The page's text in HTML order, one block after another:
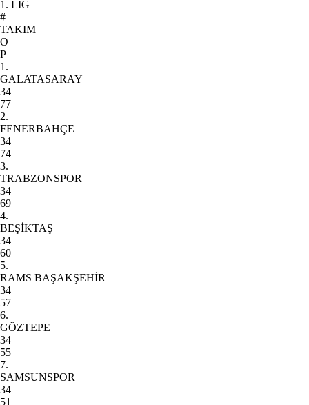
1. LİG
#
TAKIM
O
P
1.
GALATASARAY
34
77
2.
FENERBAHÇE
34
74
3.
TRABZONSPOR
34
69
4.
BEŞİKTAŞ
34
60
5.
RAMS BAŞAKŞEHİR
34
57
6.
GÖZTEPE
34
55
7.
SAMSUNSPOR
34
51